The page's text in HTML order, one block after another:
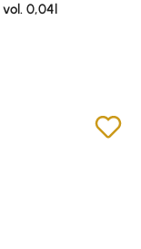
vol. 0,04l